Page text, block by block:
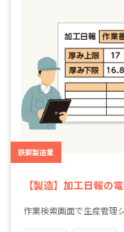
鉄鋼製造業
【製造】加工日報の
作業検索画面で生産管理